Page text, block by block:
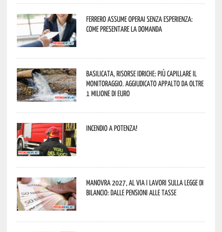
Ferrero assume operai senza esperienza:
come presentare la domanda
Basilicata, Risorse idriche: più capillare il
monitoraggio. Aggiudicato appalto da oltre
1 milione di euro
Incendio a Potenza!
Manovra 2027, al via i lavori sulla Legge di
Bilancio: dalle pensioni alle tasse